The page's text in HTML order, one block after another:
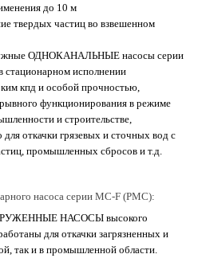
до 10 м
твердых частиц во взвешенном
ОДНОКАНАЛЬНЫЕ насосы серии
стационарном исполнении
кпд и особой прочностью,
функционирования в режиме
и строительстве,
откачки грязевых и сточных вод с
промышленных сбросов и т.д.
насоса серии MC-F (PMC):
НАСОСЫ высокого
для откачки загрязненных и
так и в промышленной области.